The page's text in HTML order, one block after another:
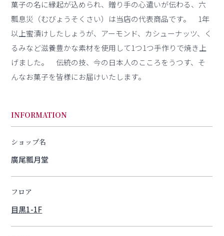
菓子の名に縁起が込められ、贈り手の心遣いが伝わる、六
瓢息災（むびょうそくさい）は当店の代表商品です。 1年
以上蜜漬けしたしょうが、アーモンド、カシューナッツ、く
るみなど滋養豊かな素材を使用して1つ1つ手作りで焼き上
げました。 伝統の技、今の日本人のこころをうつす、そ
んなお菓子を皆様にお届けいたします。
INFORMATION
ショップ名
廣尾瓢月堂
フロア
目黒1-1F